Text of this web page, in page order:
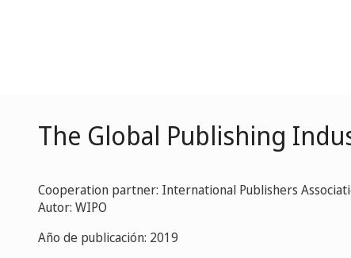
The Global Publishing
Cooperation partner: International Publishers
Autor: WIPO
Año de publicación: 2019